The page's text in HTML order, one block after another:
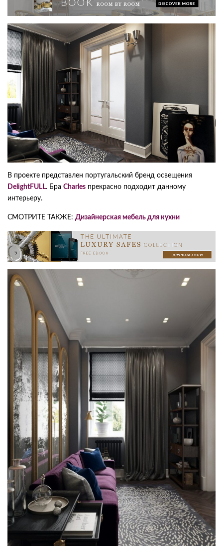
В проекте представлен португальский бренд освещения
DelightFULL. Бра Charles прекрасно подходит данному
интерьеру.
СМОТРИТЕ ТАКЖЕ: Дизайнерская мебель для кухни